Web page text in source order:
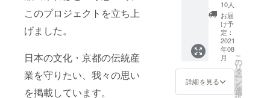
このプロジェクトを立ち上
げました。
日本の文化・京都の伝統産
業を守りたい、我々の思い
を掲載しています。
きまし
た！ 扇
子職人
さんが1
本1本丁
寧にお
仕立て
した京
都製の
いま
す。設
定数売
り切れ
ました
ので急
遽職人
さんと
打ち合
わせ！
10人
お届
け予
定：
2021
年08
月
詳細を見る
こ
の
リ
タ
ー
ン
を
選
択